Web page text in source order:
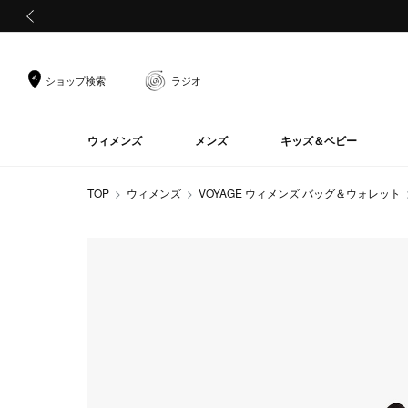
ショップ検索 ラジオ
ウィメンズ メンズ キッズ＆ベビー
TOP ウィメンズ VOYAGE ウィメンズ バッグ＆ウォレット